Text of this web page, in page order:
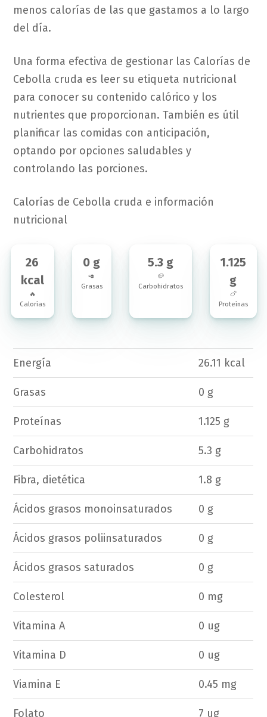
menos calorías de las que gastamos a lo largo
del día.
Una forma efectiva de gestionar las Calorías de
Cebolla cruda es leer su etiqueta nutricional
para conocer su contenido calórico y los
nutrientes que proporcionan. También es útil
planificar las comidas con anticipación,
optando por opciones saludables y
controlando las porciones.
Calorías de Cebolla cruda e información
nutricional
26
kcal
🔥
Calorías
0 g
🥑
Grasas
5.3 g
🥔
Carbohidratos
1.125
g
🍗
Proteínas
Energía 26.11 kcal
Grasas 0 g
Proteínas 1.125 g
Carbohidratos 5.3 g
Fibra, dietética 1.8 g
Ácidos grasos monoinsaturados 0 g
Ácidos grasos poliinsaturados 0 g
Ácidos grasos saturados 0 g
Colesterol 0 mg
Vitamina A 0 ug
Vitamina D 0 ug
Viamina E 0.45 mg
Folato 7 ug